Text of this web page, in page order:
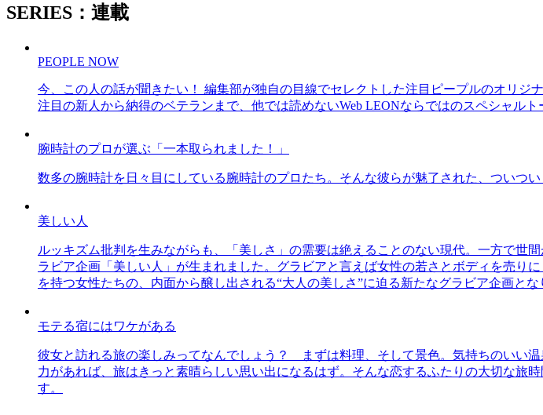
SERIES：連載
PEOPLE NOW
今、この人の話が聞きたい！ 編集部が独自の目線でセレクトした注目ピープルのオリジ
注目の新人から納得のベテランまで、他では読めないWeb LEONならではのスペシャルト
腕時計のプロが選ぶ「一本取られました！」
数多の腕時計を日々目にしている腕時計のプロたち。そんな彼らが魅了された、ついつ
美しい人
ルッキズム批判を生みながらも、「美しさ」の需要は絶えることのない現代。一方で
ラビア企画「美しい人」が生まれました。グラビアと言えば女性の若さとボディを売り
を持つ女性たちの、内面から醸し出される“大人の美しさ”に迫る新たなグラビア企画とな
モテる宿にはワケがある
彼女と訪れる旅の楽しみってなんでしょう？ まずは料理、そして景色。気持ちのいい
力があれば、旅はきっと素晴らしい思い出になるはず。そんな恋するふたりの大切な旅
す。